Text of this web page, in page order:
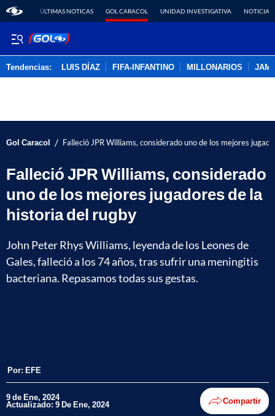
ÚLTIMAS NOTICAS GOL CARACOL UNIDAD INVESTIGATIVA NOTICIAS
Tendencias: LUIS DÍAZ FIFA-INFANTINO MILLONARIOS
Gol Caracol / Falleció JPR Williams, considerado uno de los mejores
Falleció JPR Williams, considerado
uno de los mejores jugadores de la
historia del rugby
John Peter Rhys Williams, leyenda de los Leones de
Gales, falleció a los 74 años, tras sufrir una meningitis
bacteriana. Repasamos todas sus gestas.
Por: EFE
9 de Ene, 2024
Actualizado: 9 De Ene, 2024 Compartir